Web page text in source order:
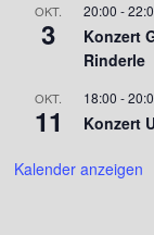
OKT.
3
20:00 -
Konzert
Rinderle
OKT.
11
18:00 -
Konzert
Kalender anzeigen